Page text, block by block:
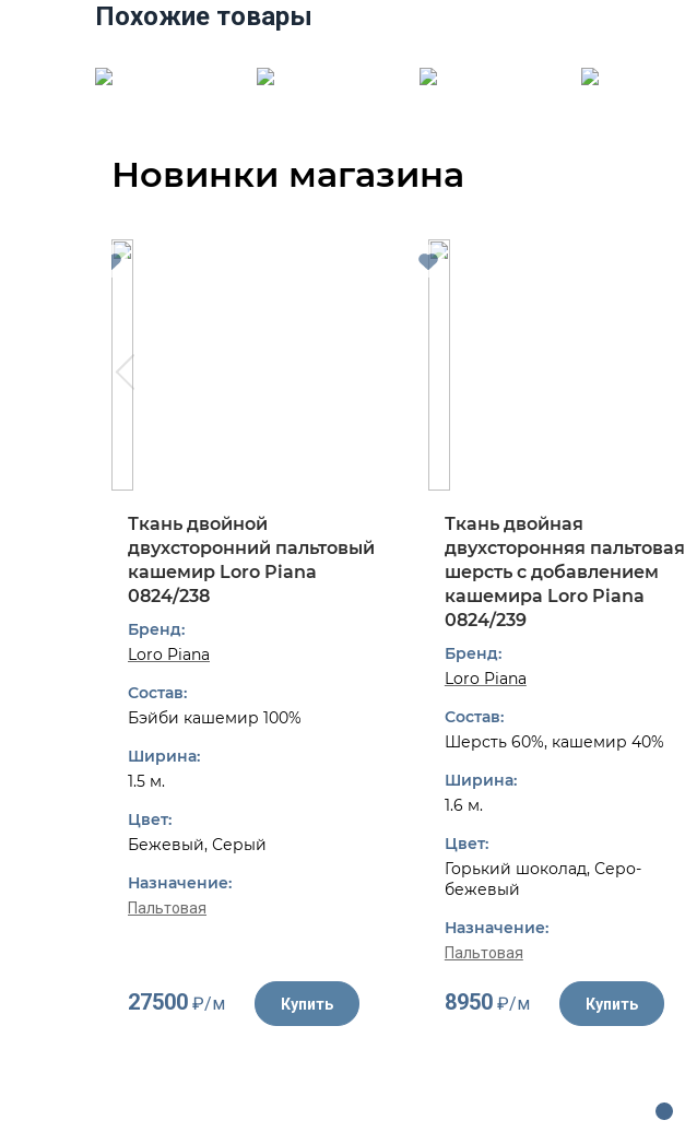
Похожие товары
Новинки магазина
Ткань двойной
двухсторонний пальтовый
кашемир Loro Piana
0824/238
Бренд:
Loro Piana
Состав:
Бэйби кашемир 100%
Ширина:
1.5 м.
Цвет:
Бежевый, Серый
Назначение:
Пальтовая
27500 ₽/м Купить
Ткань двойная
двухсторонняя пальтовая
шерсть с добавлением
кашемира Loro Piana
0824/239
Бренд:
Loro Piana
Состав:
Шерсть 60%, кашемир 40%
Ширина:
1.6 м.
Цвет:
Горький шоколад, Серо-
бежевый
Назначение:
Пальтовая
8950₽/м Купить